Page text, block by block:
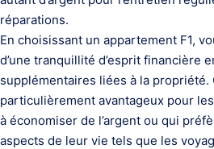
réparations.
En choisissant un appartement F1,
d’une tranquillité d’esprit financière
supplémentaires liées à la propriété.
particulièrement avantageux pour
à économiser de l’argent ou qui
aspects de leur vie tels que les